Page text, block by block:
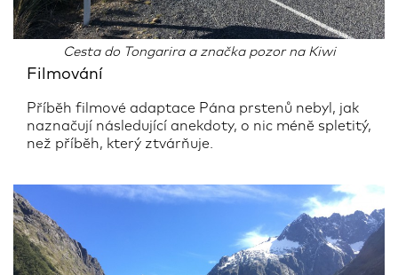
Cesta do Tongarira a značka pozor na Kiwi
Filmování
Příběh filmové adaptace Pána prstenů nebyl, jak
naznačují následující anekdoty, o nic méně spletitý,
než příběh, který ztvárňuje.